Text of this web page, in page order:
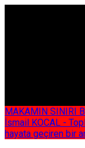
MAKAMIN SINIRI
İsmail KOCAL -
hayata geçiren bir